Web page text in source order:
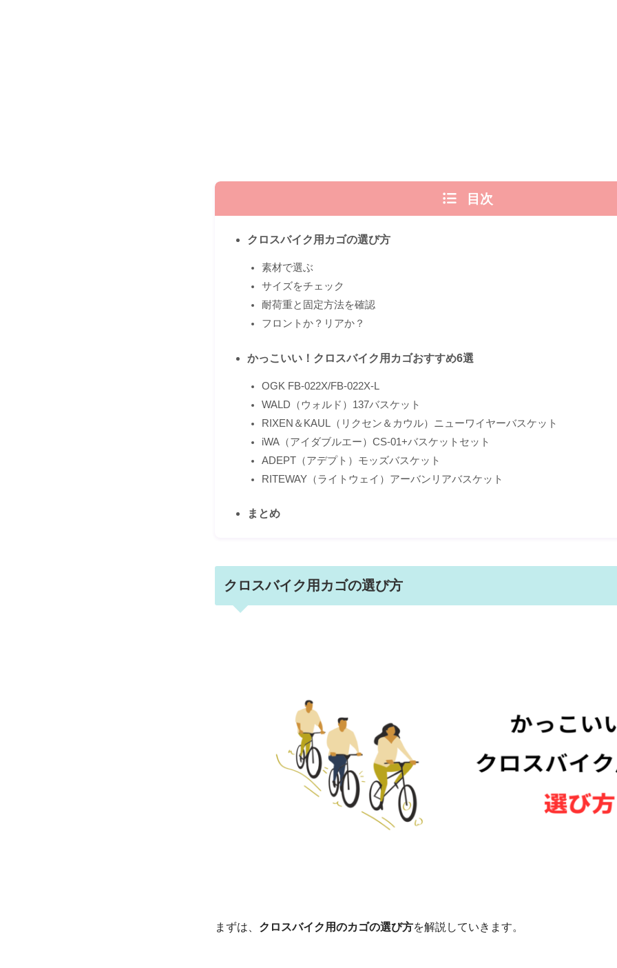
目次
クロスバイク用カゴの選び方
素材で選ぶ
サイズをチェック
耐荷重と固定方法を確認
フロントか？リアか？
かっこいい！クロスバイク用カゴおすすめ6選
OGK FB-022X/FB-022X-L
WALD（ウォルド）137バスケット
RIXEN＆KAUL（リクセン＆カウル）ニューワイヤーバスケット
iWA（アイダブルエー）CS-01+バスケットセット
ADEPT（アデプト）モッズバスケット
RITEWAY（ライトウェイ）アーバンリアバスケット
まとめ
クロスバイク用カゴの選び方
まずは、 クロスバイク用のカゴの選び方を解説していきます。